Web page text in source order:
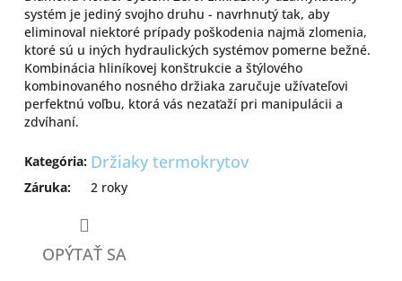
systém je jediný svojho druhu - navrhnutý tak, aby
eliminoval niektoré prípady poškodenia najmä zlomenia,
ktoré sú u iných hydraulických systémov pomerne bežné.
Kombinácia hliníkovej konštrukcie a štýlového
kombinovaného nosného držiaka zaručuje užívateľovi
perfektnú voľbu, ktorá vás nezaťaží pri manipulácii a
zdvíhaní.
Kategória: Držiaky termokrytov
Záruka: 2 roky
OPÝTAŤ SA